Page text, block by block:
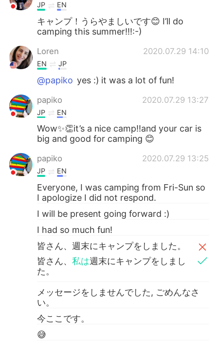
JP EN
キャンプ！うらやましいです😊 I’ll do
camping this summer!!!:-)
Loren 2020.07.29 14:10
EN JP
@papiko yes :) it was a lot of fun!
papiko 2020.07.29 13:27
JP EN
Wow✨👏it’s a nice camp‼️and your car is
big and good for camping 😊
papiko 2020.07.29 13:25
JP EN
Everyone, I was camping from Fri-Sun so
I apologize I did not respond.
I will be present going forward :)
I had so much fun!
皆さん、週末にキャンプをしました。
皆さん、私は週末にキャンプをしまし
た。
メッセージをしませんでした, ごめんなさ
い。
今ここです。
😅